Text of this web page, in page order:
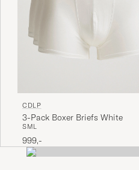
CDLP
3-Pack Boxer Briefs White
SML
999,-